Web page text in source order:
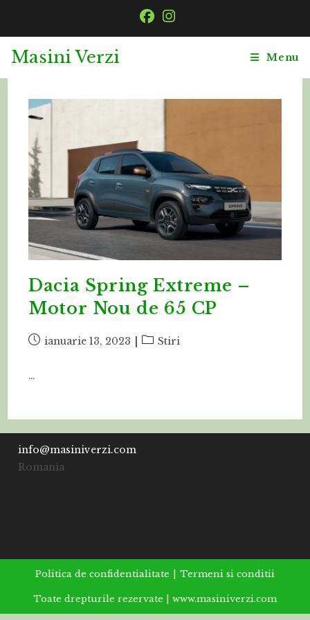
Masini Verzi Menu
Dacia Spring Extreme –
Motor Nou de 65 CP
Postianuarie 13, 2023
PostStiri
…
info@masiniverzi.com
Romania
Politica de confidentialitate Termeni si conditii
Toate drepturile rezervate | www.masiniverzi.com